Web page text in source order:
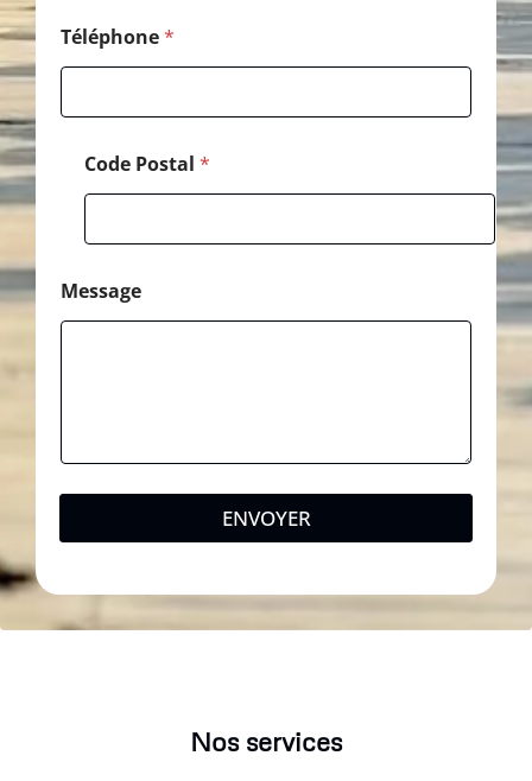
Téléphone*
Code Postal *
Message
ENVOYER
Nos services